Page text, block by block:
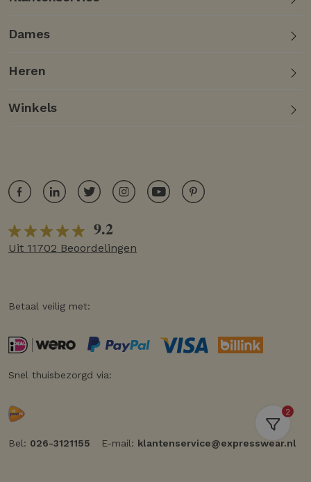
2
Dames
Heren
Winkels
9.2
Uit 11702 Beoordelingen
Betaal veilig met:
Snel thuisbezorgd via:
Bel: 026-3121155 E-mail: klantenservice@expresswear.nl